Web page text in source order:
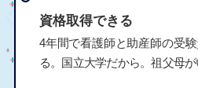
資格取得できる
4年間で看護師と助産師の受
る。国立大学だから。祖父母が